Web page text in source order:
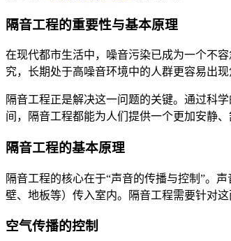
隔音工程的重要性与基本原理
在现代都市生活中，噪音污染已成为一个不
究，长期处于高噪音环境中的人群更容易出
隔音工程正是解决这一问题的关键。通过科
间，隔音工程都能为人们提供一个更加安静、
隔音工程的基本原理
隔音工程的核心在于“声音的传播与控制”。
壁、地板等）传入室内。隔音工程需要针对这
空气传播的控制